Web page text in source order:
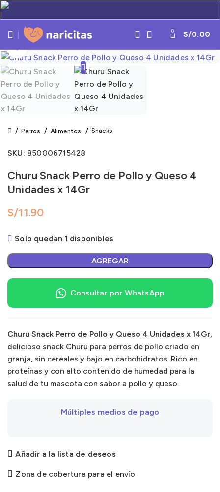
0 S/0.00
Click to enlarge
Perros Alimentos Snacks
SKU: 850006715428
Churu Snack Perro de Pollo y Queso 4
Unidades x 14Gr
S/
Solo quedan 1 disponibles
AGREGAR
Consultar por WhatsApp
Churu Snack Perro de Pollo y Queso 4 Unidades x 14Gr,
delicioso snack Churu para perros de pollo criado en
granja, sin cereales y bajo en carbohidratos. Rico en
proteínas y con alto contenido de humedad para la
salud de tu mascota con sabor a pollo y queso.
Múltiples medios de pago
Añadir a la lista de deseos
Zona de cobertura para el envío